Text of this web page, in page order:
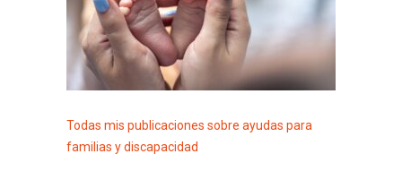
Todas mis publicaciones sobre ayudas para
familias y discapacidad